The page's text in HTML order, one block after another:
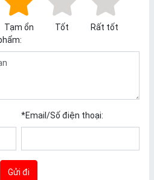
Tạm ổn Tốt
Rất tốt
*Email/Số điện thoại:
Gửi đi